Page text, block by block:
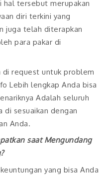
hal tersebut merupakan
diri terkini yang
juga telah diterapkan
para pakar di
di request untuk problem
Lebih lengkap Anda bisa
Adalah seluruh
di sesuaikan dengan
Anda.
saat Mengundang
?
yang bisa Anda